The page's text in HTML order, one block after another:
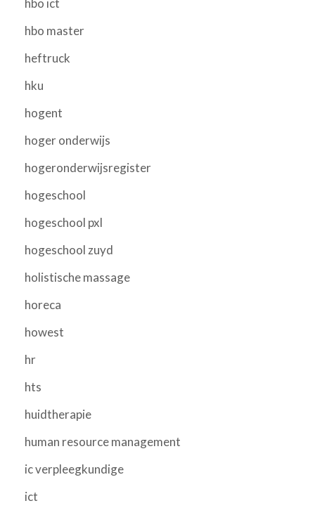
hbo master
heftruck
hku
hogent
hoger onderwijs
hogeronderwijsregister
hogeschool
hogeschool pxl
hogeschool zuyd
holistische massage
horeca
howest
hr
hts
huidtherapie
human resource management
ic verpleegkundige
ict